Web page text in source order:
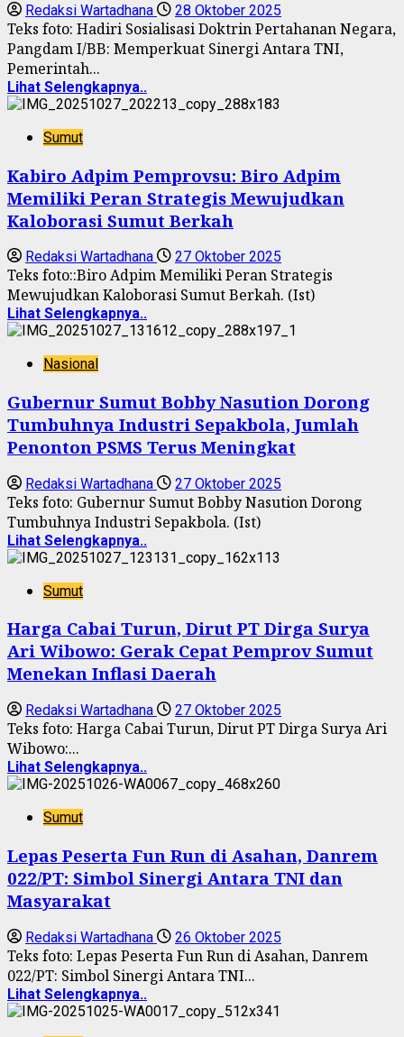
Redaksi Wartadhana 28 Oktober 2025
Teks foto: Hadiri Sosialisasi Doktrin Pertahanan Negara,
Pangdam I/BB: Memperkuat Sinergi Antara TNI,
Pemerintah...
Lihat Selengkapnya..
Sumut
Kabiro Adpim Pemprovsu: Biro Adpim
Memiliki Peran Strategis Mewujudkan
Kaloborasi Sumut Berkah
Redaksi Wartadhana 27 Oktober 2025
Teks foto::Biro Adpim Memiliki Peran Strategis
Mewujudkan Kaloborasi Sumut Berkah. (Ist)
Lihat Selengkapnya..
Nasional
Gubernur Sumut Bobby Nasution Dorong
Tumbuhnya Industri Sepakbola, Jumlah
Penonton PSMS Terus Meningkat
Redaksi Wartadhana 27 Oktober 2025
Teks foto: Gubernur Sumut Bobby Nasution Dorong
Tumbuhnya Industri Sepakbola. (Ist)
Lihat Selengkapnya..
Sumut
Harga Cabai Turun, Dirut PT Dirga Surya
Ari Wibowo: Gerak Cepat Pemprov Sumut
Menekan Inflasi Daerah
Redaksi Wartadhana 27 Oktober 2025
Teks foto: Harga Cabai Turun, Dirut PT Dirga Surya Ari
Wibowo:...
Lihat Selengkapnya..
Sumut
Lepas Peserta Fun Run di Asahan, Danrem
022/PT: Simbol Sinergi Antara TNI dan
Masyarakat
Redaksi Wartadhana 26 Oktober 2025
Teks foto: Lepas Peserta Fun Run di Asahan, Danrem
022/PT: Simbol Sinergi Antara TNI...
Lihat Selengkapnya..